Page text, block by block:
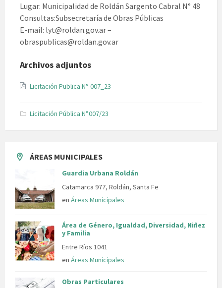
Lugar: Municipalidad de Roldán Sargento Cabral N° 48
Consultas:Subsecretaría de Obras Públicas
E-mail: lyt@roldan.gov.ar –
obraspublicas@roldan.gov.ar
Archivos adjuntos
Licitación Publica N° 007_23
Licitación Pública N°007/23
ÁREAS MUNICIPALES
Guardia Urbana Roldán
Catamarca 977, Roldán, Santa Fe
en Áreas Municipales
Área de Género, Igualdad, Diversidad, Niñez
y Familia
Entre Ríos 1041
en Áreas Municipales
Obras Particulares